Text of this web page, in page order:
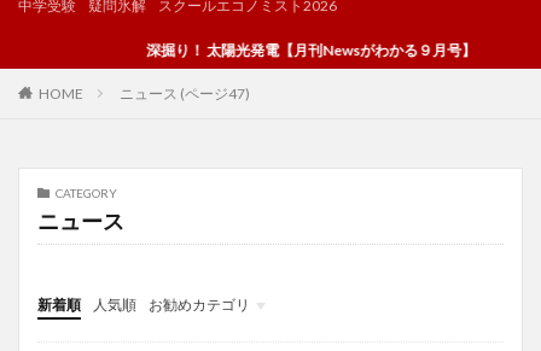
中学受験 疑問氷解 スクールエコノミスト2026
深掘り！ 太陽光発電【月刊Newsがわかる９月号】
HOME ニュース (ページ47)
CATEGORY
ニュース
新着順 人気順
お勧めカテゴリ
投稿
学び
マンガ
電子書籍